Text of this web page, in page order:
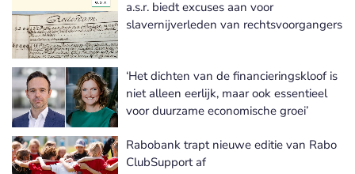
Meer MVO-activiteiten nieuws
a.s.r. biedt excuses aan voor
slavernijverleden van rechtsvoorgangers
‘Het dichten van de financieringskloof is
niet alleen eerlijk, maar ook essentieel
voor duurzame economische groei’
Rabobank trapt nieuwe editie van Rabo
ClubSupport af